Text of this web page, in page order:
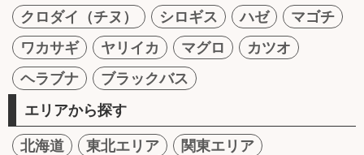
クロダイ（チヌ）
シロギス ハゼ
マゴチ
ワカサギ
ヤリイカ マグロ
カツオ
ヘラブナ
ブラックバス
エリアから探す
北海道 東北エリア
関東エリア